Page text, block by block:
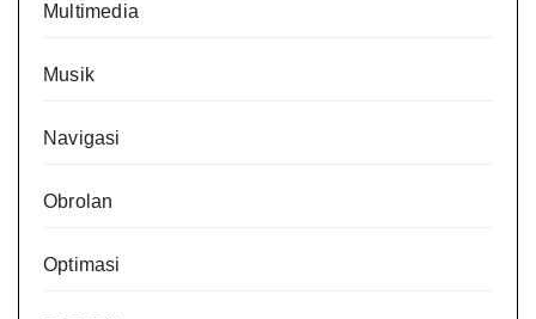
Multimedia
Musik
Navigasi
Obrolan
Optimasi